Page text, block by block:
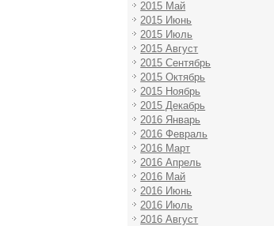
2015 Май
2015 Июнь
2015 Июль
2015 Август
2015 Сентябрь
2015 Октябрь
2015 Ноябрь
2015 Декабрь
2016 Январь
2016 Февраль
2016 Март
2016 Апрель
2016 Май
2016 Июнь
2016 Июль
2016 Август